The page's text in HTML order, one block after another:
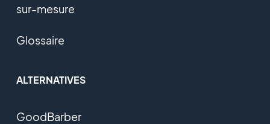
sur-mesure
Glossaire
ALTERNATIVES
GoodBarber